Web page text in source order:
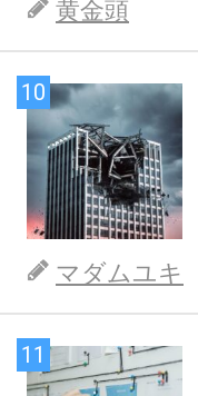
黄金頭
10
マダムユキ
11